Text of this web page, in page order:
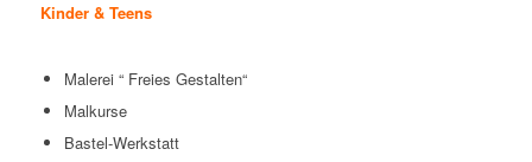
Kinder & Teens
Malerei “ Freies Gestalten“
Malkurse
Bastel-Werkstatt